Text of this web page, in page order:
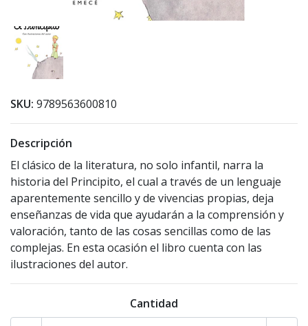
SKU: 9789563600810
Descripción
El clásico de la literatura, no solo infantil, narra la
historia del Principito, el cual a través de un lenguaje
aparentemente sencillo y de vivencias propias, deja
enseñanzas de vida que ayudarán a la comprensión y
valoración, tanto de las cosas sencillas como de las
complejas. En esta ocasión el libro cuenta con las
ilustraciones del autor.
Cantidad